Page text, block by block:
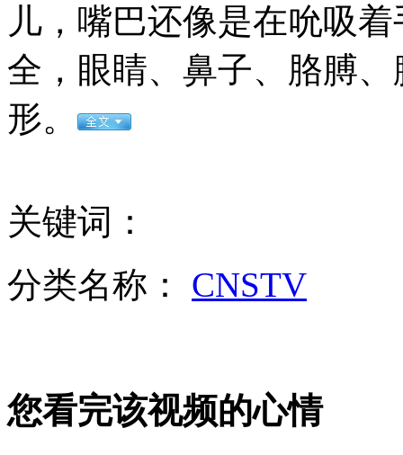
澳洲七个月宝宝玩冲浪 好拉风
阿汤哥登长城秀中文“我爱中国”
山西运城恶犬咬伤多人 警民合力深夜将其击毙
无痛分娩是否安全 医生回应
儿，嘴巴还像是在吮吸
全，眼睛、鼻子、胳膊
形。
关键词：
分类名称： CNSTV
您看完该视频的心情